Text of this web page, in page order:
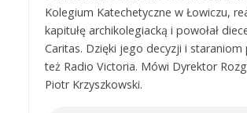
Kolegium Katechetyczne w Łowiczu,
kapitułę archikolegiacką i powołał
Caritas. Dzięki jego decyzji i staraniom
też Radio Victoria. Mówi Dyrektor
Piotr Krzyszkowski.